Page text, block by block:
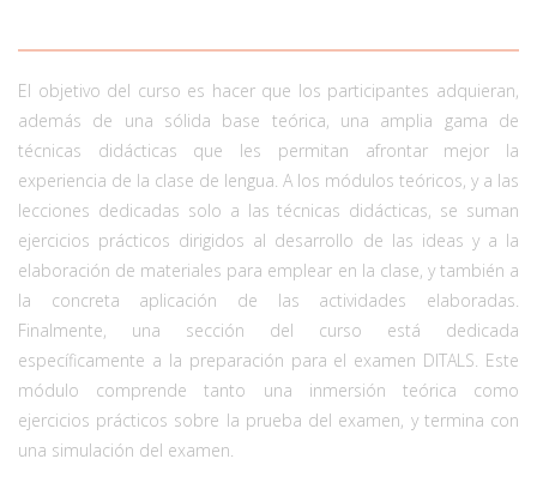
El objetivo del curso es hacer que los participantes adquieran,
además de una sólida base teórica, una amplia gama de
técnicas didácticas que les permitan afrontar mejor la
experiencia de la clase de lengua. A los módulos teóricos, y a las
lecciones dedicadas solo a las técnicas didácticas, se suman
ejercicios prácticos dirigidos al desarrollo de las ideas y a la
elaboración de materiales para emplear en la clase, y también a
la concreta aplicación de las actividades elaboradas.
Finalmente, una sección del curso está dedicada
específicamente a la preparación para el examen DITALS. Este
módulo comprende tanto una inmersión teórica como
ejercicios prácticos sobre la prueba del examen, y termina con
una simulación del examen.